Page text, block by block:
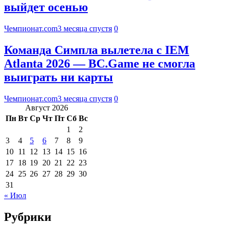
выйдет осенью
Чемпионат.com3 месяца спустя 0
Команда Симпла вылетела с IEM
Atlanta 2026 — BC.Game не смогла
выиграть ни карты
Чемпионат.com3 месяца спустя 0
Август 2026
Пн Вт Ср Чт Пт Сб Вс
1
2
3
4 5 6 7 8
9
10 11 12 13 14 15 16
17 18 19 20 21 22 23
24 25 26 27 28 29 30
31
« Июл
Рубрики